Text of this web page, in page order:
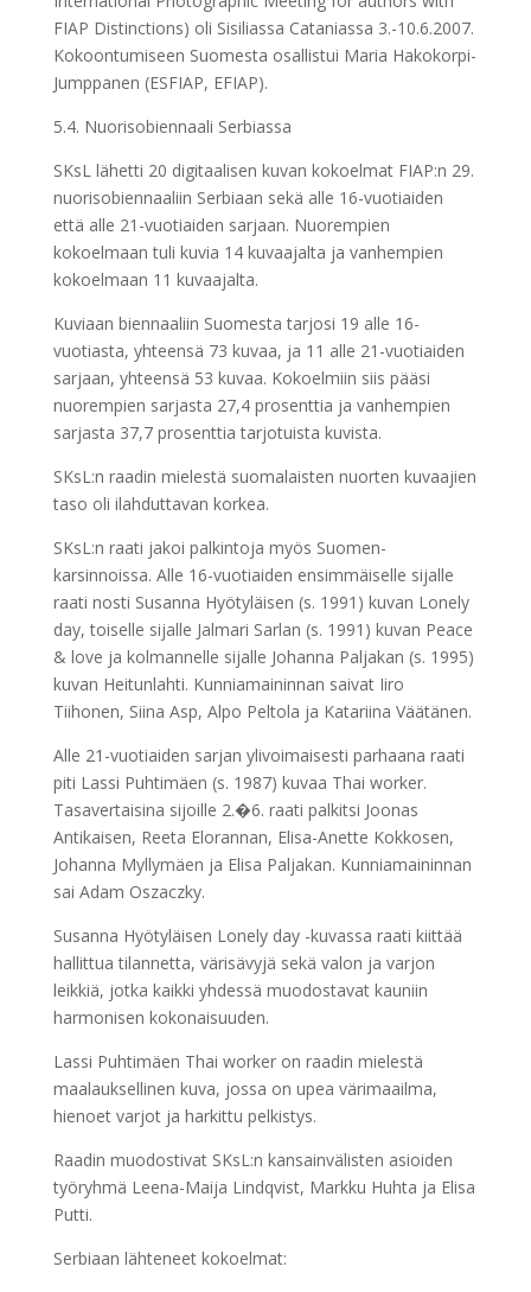
FIAP Distinctions) oli Sisiliassa Cataniassa 3.-10.6.2007.
Kokoontumiseen Suomesta osallistui Maria Hakokorpi-
Jumppanen (ESFIAP, EFIAP).
5.4. Nuorisobiennaali Serbiassa
SKsL lähetti 20 digitaalisen kuvan kokoelmat FIAP:n 29.
nuorisobiennaaliin Serbiaan sekä alle 16-vuotiaiden
että alle 21-vuotiaiden sarjaan. Nuorempien
kokoelmaan tuli kuvia 14 kuvaajalta ja vanhempien
kokoelmaan 11 kuvaajalta.
Kuviaan biennaaliin Suomesta tarjosi 19 alle 16-
vuotiasta, yhteensä 73 kuvaa, ja 11 alle 21-vuotiaiden
sarjaan, yhteensä 53 kuvaa. Kokoelmiin siis pääsi
nuorempien sarjasta 27,4 prosenttia ja vanhempien
sarjasta 37,7 prosenttia tarjotuista kuvista.
SKsL:n raadin mielestä suomalaisten nuorten kuvaajien
taso oli ilahduttavan korkea.
SKsL:n raati jakoi palkintoja myös Suomen-
karsinnoissa. Alle 16-vuotiaiden ensimmäiselle sijalle
raati nosti Susanna Hyötyläisen (s. 1991) kuvan Lonely
day, toiselle sijalle Jalmari Sarlan (s. 1991) kuvan Peace
& love ja kolmannelle sijalle Johanna Paljakan (s. 1995)
kuvan Heitunlahti. Kunniamaininnan saivat Iiro
Tiihonen, Siina Asp, Alpo Peltola ja Katariina Väätänen.
Alle 21-vuotiaiden sarjan ylivoimaisesti parhaana raati
piti Lassi Puhtimäen (s. 1987) kuvaa Thai worker.
Tasavertaisina sijoille 2.�6. raati palkitsi Joonas
Antikaisen, Reeta Elorannan, Elisa-Anette Kokkosen,
Johanna Myllymäen ja Elisa Paljakan. Kunniamaininnan
sai Adam Oszaczky.
Susanna Hyötyläisen Lonely day -kuvassa raati kiittää
hallittua tilannetta, värisävyjä sekä valon ja varjon
leikkiä, jotka kaikki yhdessä muodostavat kauniin
harmonisen kokonaisuuden.
Lassi Puhtimäen Thai worker on raadin mielestä
maalauksellinen kuva, jossa on upea värimaailma,
hienoet varjot ja harkittu pelkistys.
Raadin muodostivat SKsL:n kansainvälisten asioiden
työryhmä Leena-Maija Lindqvist, Markku Huhta ja Elisa
Putti.
Serbiaan lähteneet kokoelmat: